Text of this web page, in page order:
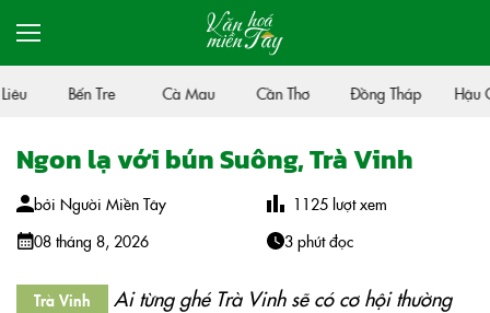
Bến Tre Cà Mau Cần Thơ Đồng Tháp Hậu
Ngon lạ với bún Suông, Trà Vinh
bởi Người Miền Tây
08 tháng 8, 2026
1125 lượt xem
3 phút đọc
Trà Vinh
Ai từng ghé Trà Vinh sẽ có cơ hội thường